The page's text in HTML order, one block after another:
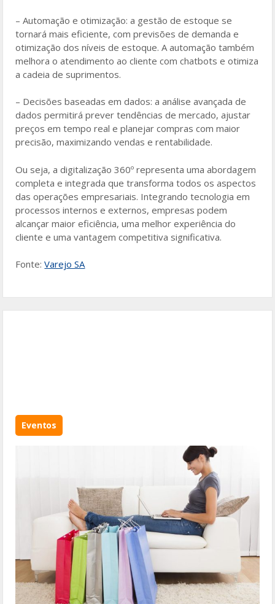
– Automação e otimização: a gestão de estoque se
tornará mais eficiente, com previsões de demanda e
otimização dos níveis de estoque. A automação também
melhora o atendimento ao cliente com chatbots e otimiza
a cadeia de suprimentos.
– Decisões baseadas em dados: a análise avançada de
dados permitirá prever tendências de mercado, ajustar
preços em tempo real e planejar compras com maior
precisão, maximizando vendas e rentabilidade.
Ou seja, a digitalização 360º representa uma abordagem
completa e integrada que transforma todos os aspectos
das operações empresariais. Integrando tecnologia em
processos internos e externos, empresas podem
alcançar maior eficiência, uma melhor experiência do
cliente e uma vantagem competitiva significativa.
Fonte:Varejo SA
Eventos